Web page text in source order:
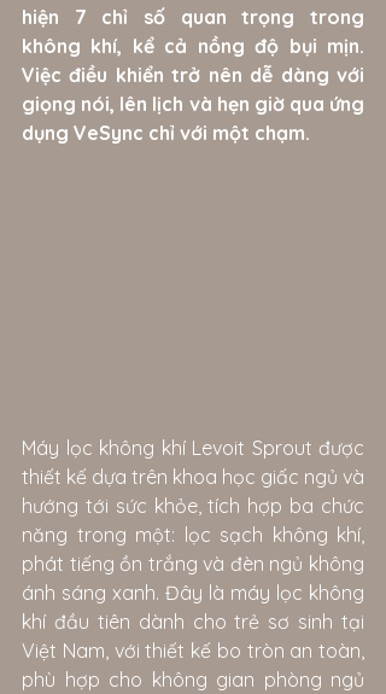
hiện 7 chỉ số quan trọng trong
không khí, kể cả nồng độ bụi mịn.
Việc điều khiển trở nên dễ dàng với
giọng nói, lên lịch và hẹn giờ qua ứng
dụng VeSync chỉ với một chạm.
Máy lọc không khí Levoit Sprout được
thiết kế dựa trên khoa học giấc ngủ và
hướng tới sức khỏe, tích hợp ba chức
năng trong một: lọc sạch không khí,
phát tiếng ồn trắng và đèn ngủ không
ánh sáng xanh. Đây là máy lọc không
khí đầu tiên dành cho trẻ sơ sinh tại
Việt Nam, với thiết kế bo tròn an toàn,
phù hợp cho không gian phòng ngủ